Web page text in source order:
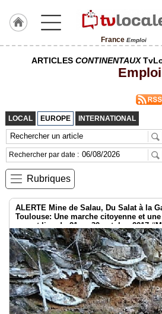
France Emploi
France
Accueil
RUBRIQUES
Agenda
Gazette
Vidéos
Médias
du
groupe
Blogs
Prémium
ARTICLES CONTINENTAUX
Emploi
LOCAL EUROPE INTERNATIONAL
Rechercher par date :
Rubriques
ALERTE Mine de Salau, Du Salat à la
Toulouse: Une marche citoyenne et
auront lieu du 21 au 30 octobre 2017